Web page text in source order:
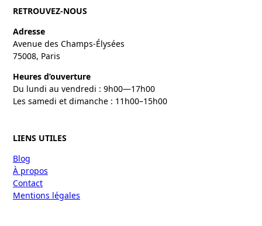
RETROUVEZ-NOUS
Adresse
Avenue des Champs-Élysées
75008, Paris
Heures d’ouverture
Du lundi au vendredi : 9h00—17h00
Les samedi et dimanche : 11h00–15h00
LIENS UTILES
Blog
À propos
Contact
Mentions légales